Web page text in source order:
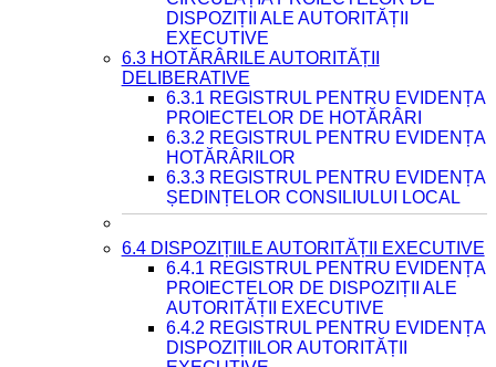
DISPOZIȚII ALE AUTORITĂȚII
EXECUTIVE
6.3 HOTĂRÂRILE AUTORITĂȚII
DELIBERATIVE
6.3.1 REGISTRUL PENTRU EVIDENȚA
PROIECTELOR DE HOTĂRÂRI
6.3.2 REGISTRUL PENTRU EVIDENȚA
HOTĂRÂRILOR
6.3.3 REGISTRUL PENTRU EVIDENȚA
ȘEDINȚELOR CONSILIULUI LOCAL
6.4 DISPOZIȚIILE AUTORITĂȚII EXECUTIVE
6.4.1 REGISTRUL PENTRU EVIDENȚA
PROIECTELOR DE DISPOZIȚII ALE
AUTORITĂȚII EXECUTIVE
6.4.2 REGISTRUL PENTRU EVIDENȚA
DISPOZIȚIILOR AUTORITĂȚII